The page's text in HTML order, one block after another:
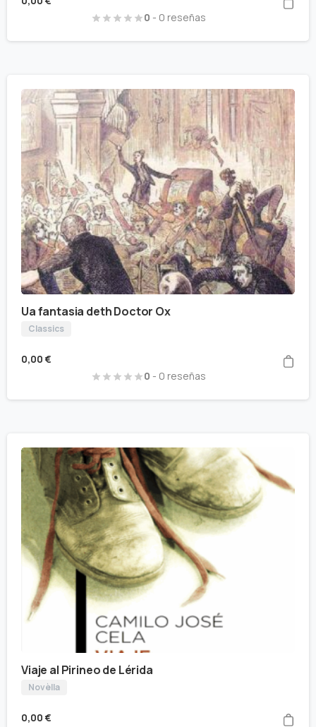
0 - 0 reseñas
Ua fantasia deth Doctor Ox
Classics
0,00 €
0 - 0 reseñas
Viaje al Pirineo de Lérida
Novèlla
0,00 €